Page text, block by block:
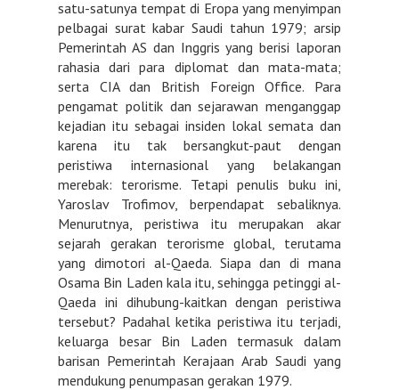
satu-satunya tempat di Eropa yang menyimpan
pelbagai surat kabar Saudi tahun 1979; arsip
Pemerintah AS dan Inggris yang berisi laporan
rahasia dari para diplomat dan mata-mata;
serta CIA dan British Foreign Office. Para
pengamat politik dan sejarawan menganggap
kejadian itu sebagai insiden lokal semata dan
karena itu tak bersangkut-paut dengan
peristiwa internasional yang belakangan
merebak: terorisme. Tetapi penulis buku ini,
Yaroslav Trofimov, berpendapat sebaliknya.
Menurutnya, peristiwa itu merupakan akar
sejarah gerakan terorisme global, terutama
yang dimotori al-Qaeda. Siapa dan di mana
Osama Bin Laden kala itu, sehingga petinggi al-
Qaeda ini dihubung-kaitkan dengan peristiwa
tersebut? Padahal ketika peristiwa itu terjadi,
keluarga besar Bin Laden termasuk dalam
barisan Pemerintah Kerajaan Arab Saudi yang
mendukung penumpasan gerakan 1979.